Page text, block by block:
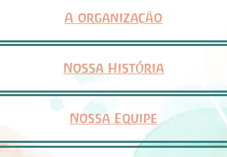
A organização
Nossa História
Nossa Equipe